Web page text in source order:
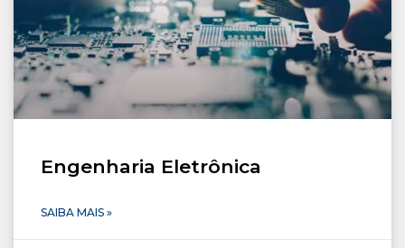
Engenharia Eletrônica
SAIBA MAIS »